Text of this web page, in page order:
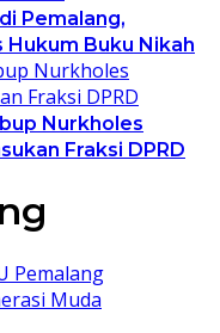
Pemalang,
Buku Nikah
Nurkholes
Fraksi DPRD